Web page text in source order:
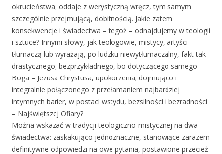
okrucieństwa, oddaje z werystyczną wręcz, tym samym
szczególnie przejmującą, dobitnością. Jakie zatem
konsekwencje i świadectwa – tegoż – odnajdujemy w teologii
i sztuce? Innymi słowy, jak teologowie, mistycy, artyści
tłumaczą lub wyrażają, po ludzku niewytłumaczalny, fakt tak
drastycznego, bezprzykładnego, bo dotyczącego samego
Boga – Jezusa Chrystusa, upokorzenia; dojmująco i
integralnie połączonego z przełamaniem najbardziej
intymnych barier, w postaci wstydu, bezsilności i bezradności
– Najświętszej Ofiary?
Można wskazać w tradycji teologiczno-mistycznej na dwa
świadectwa: zaskakująco jednoznaczne, stanowiące zarazem
definitywne odpowiedzi na owe pytania, postawione przecież